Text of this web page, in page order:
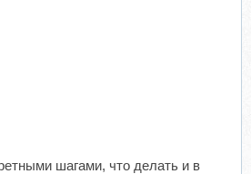
шагами, что делать и в